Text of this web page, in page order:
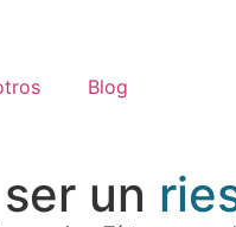
Blog
un